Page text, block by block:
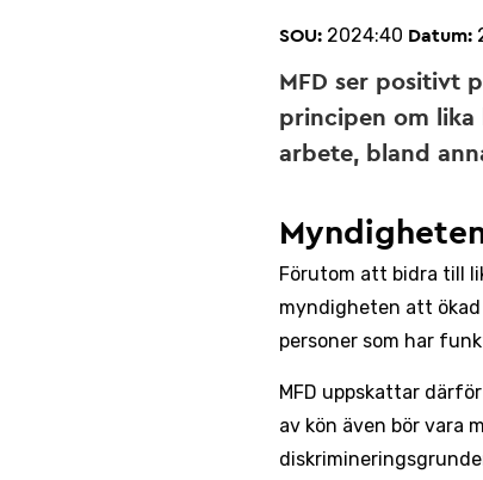
SOU: 2024:40 Datum:
MFD ser positivt
principen om
arbete, bland
Förutom att bidra till
myndigheten att
personer som har
MFD uppskattar
av kön även bör